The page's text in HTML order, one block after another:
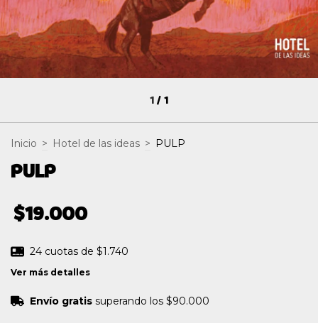
1/1
Inicio > Hotel de las ideas > PULP
PULP
$19.000
24 cuotas de $1.740
Ver más detalles
Envío gratis superando los $90.000